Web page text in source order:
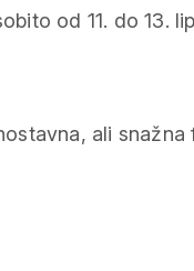
od 11. do 13.
ali